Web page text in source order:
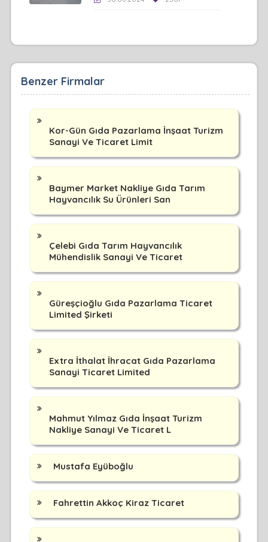
Benzer Firmalar
Kor-Gün Gıda Pazarlama İnşaat Turizm
Sanayi Ve Ticaret Limit
Baymer Market Nakliye Gıda Tarım
Hayvancılık Su Ürünleri San
Çelebi Gıda Tarım Hayvancılık
Mühendislik Sanayi Ve Ticaret
Güreşçioğlu Gıda Pazarlama Ticaret
Limited Şirketi
Extra İthalat İhracat Gıda Pazarlama
Sanayi Ticaret Limited
Mahmut Yılmaz Gıda İnşaat Turizm
Nakliye Sanayi Ve Ticaret L
Mustafa Eyüboğlu
Fahrettin Akkoç Kiraz Ticaret